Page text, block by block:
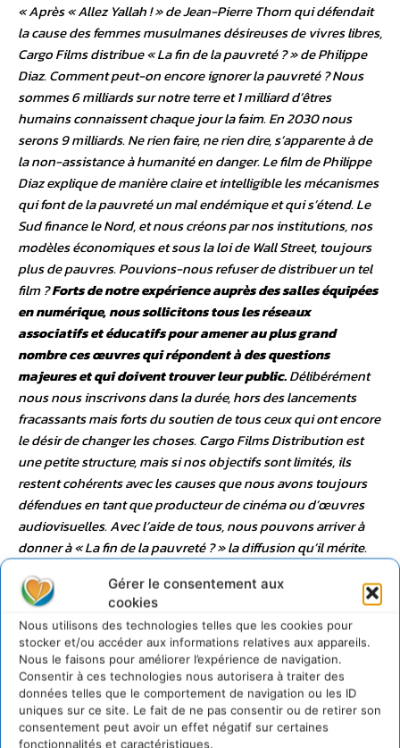
Gérer le consentement aux
cookies
Nous utilisons des technologies telles que les cookies pour
stocker et/ou accéder aux informations relatives aux appareils.
Nous le faisons pour améliorer l’expérience de navigation.
Consentir à ces technologies nous autorisera à traiter des
données telles que le comportement de navigation ou les ID
uniques sur ce site. Le fait de ne pas consentir ou de retirer son
consentement peut avoir un effet négatif sur certaines
fonctionnalités et caractéristiques.
« Après « Allez Yallah ! » de Jean-Pierre Thorn qui défendait
la cause des femmes musulmanes désireuses de vivres libres,
Cargo Films distribue « La fin de la pauvreté ? » de Philippe
Diaz. Comment peut-on encore ignorer la pauvreté ? Nous
sommes 6 milliards sur notre terre et 1 milliard d’êtres
humains connaissent chaque jour la faim. En 2030 nous
serons 9 milliards. Ne rien faire, ne rien dire, s’apparente à de
la non-assistance à humanité en danger. Le film de Philippe
Diaz explique de manière claire et intelligible les mécanismes
qui font de la pauvreté un mal endémique et qui s’étend. Le
Sud finance le Nord, et nous créons par nos institutions, nos
modèles économiques et sous la loi de Wall Street, toujours
plus de pauvres. Pouvions-nous refuser de distribuer un tel
film ?Forts de notre expérience auprès des salles équipées
en numérique, nous sollicitons tous les réseaux
associatifs et éducatifs pour amener au plus grand
nombre ces œuvres qui répondent à des questions
majeures et qui doivent trouver leur public.Délibérément
nous nous inscrivons dans la durée, hors des lancements
fracassants mais forts du soutien de tous ceux qui ont encore
le désir de changer les choses. Cargo Films Distribution est
une petite structure, mais si nos objectifs sont limités, ils
restent cohérents avec les causes que nous avons toujours
défendues en tant que producteur de cinéma ou d’œuvres
audiovisuelles. Avec l’aide de tous, nous pouvons arriver à
donner à « La fin de la pauvreté ? » la diffusion qu’il mérite.
Cargo Films
Pour programmer le film, contactez Cargo
Films :
par mail en cliquant ici